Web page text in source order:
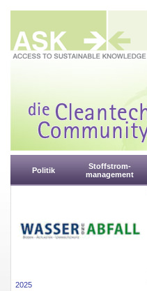
Politik
Stoffstrom-
management
2025